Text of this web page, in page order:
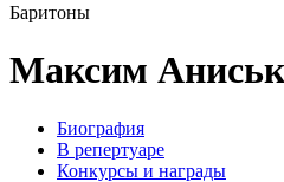
Баритоны
Максим
Биография
В репертуаре
Конкурсы и награды